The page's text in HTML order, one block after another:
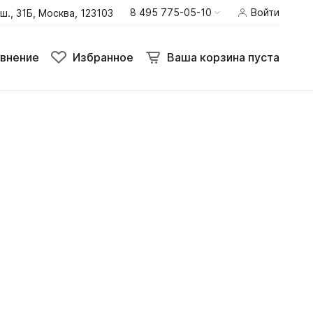
31Б, Москва, 123103 8 495 775-05-10 Войти
Избранное Ваша корзина пуста